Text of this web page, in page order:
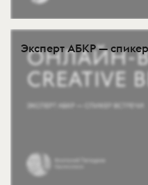
Эксперт АБКР — спикер